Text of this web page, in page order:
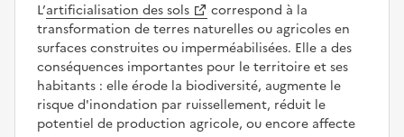
L’artificialisation des sols
correspond à la
transformation de terres naturelles ou agricoles en
surfaces construites ou imperméabilisées. Elle a des
conséquences importantes pour le territoire et ses
habitants : elle érode la biodiversité, augmente le
risque d'inondation par ruissellement, réduit le
potentiel de production agricole, ou encore affecte